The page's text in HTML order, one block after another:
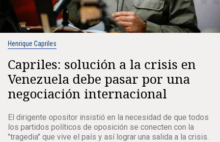
Henrique Capriles
Capriles: solución a la crisis en
Venezuela debe pasar por una
negociación internacional
El dirigente opositor insistió en la necesidad de que todos
los partidos políticos de oposición se conecten con la
"tragedia" que vive el país y así lograr una salida a la crisis.